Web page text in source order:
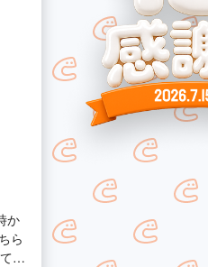
か
ら
お